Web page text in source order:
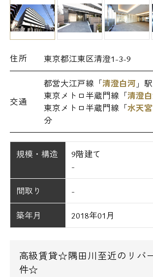
住所 東京都江東区清澄1-3-9
交通
都営大江戸線「清澄白河 」
東京メトロ半蔵門線「清澄
東京メトロ半蔵門線「水天
分
規模・構造
9階建て
-
間取り -
築年月 2018年01月
高級賃貸☆隅田川至近のリバ
件☆